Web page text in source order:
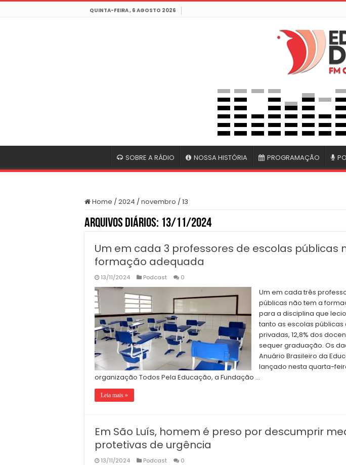
QUINTA-FEIRA , 6 AGOSTO 2026
SOBRE A RÁDIO NOSSA HISTÓRIA PROGRAMAÇÃO
Home /2024 /novembro /13
Arquivos Diários: 13/11/2024
Um em cada 3 professores de escolas públicas
formação adequada
13/11/2024 Podcast 0
Um em cada três
públicas não tem a
para a disciplina que
tanto as escolas públicas
privadas, 12,8% dos
sequer graduação. Os
Anuário Brasileiro da
lançado nesta quarta-
organização Todos Pela Educação, a Fundação …
Leia mais »
Em São Luís, homem é preso por descumprir
protetivas de urgência
13/11/2024 Podcast 0